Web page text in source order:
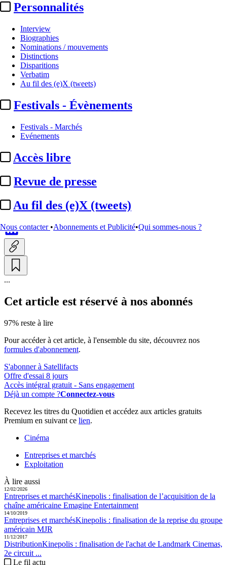
Personnalités
Interview
Biographies
Nominations / mouvements
Distinctions
Disparitions
Verbatim
Au fil des (e)X (tweets)
Festivals - Évènements
Festivals - Marchés
Evénements
Accès libre
Revue de presse
Au fil des (e)X (tweets)
Nous contacter •Abonnements et Publicité•Qui sommes-nous ?
Kinepolis :
acquérir 13 cinémas Showcase
aux Etats-Unis
ParJulie Souvestre
...
Cet article est réservé à nos abonnés
97% reste à lire
Pour accéder à cet article, à l'ensemble du site, découvrez nos
formules d'abonnement.
S'abonner à Satellifacts
Offre d'essai 8 jours
Accès intégral gratuit - Sans engagement
Déjà un compte ?Connectez-vous
Recevez les titres du Quotidien et accédez aux articles gratuits
Premium en suivant ce lien.
Cinéma
Entreprises et marchés
Exploitation
À lire aussi
12/02/2026
Entreprises et marchésKinepolis : finalisation de l’acquisition de la
chaîne américaine Emagine Entertainment
14/10/2019
Entreprises et marchésKinepolis : finalisation de la reprise du groupe
américain MJR
11/12/2017
DistributionKinepolis : finalisation de l'achat de Landmark Cinemas,
2e circuit ...
Le fil actu